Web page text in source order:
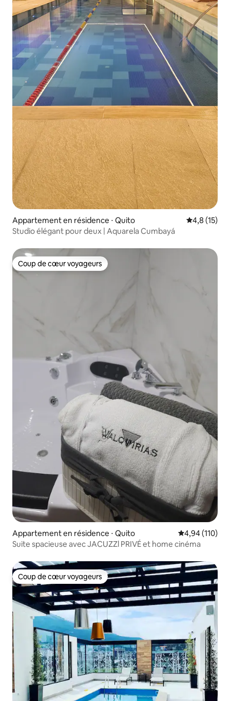
Appartement en résidence ⋅ Quito Évaluation
4,8 (15)
Studio élégant pour deux | Aquarela Cumbayá
Coup de cœur voyageurs
Coup de cœur voyageurs
Appartement en résidence ⋅ Quito Évaluation
4,94 (110)
Suite spacieuse avec JACUZZl PRIVÉ et home cinéma
Coup de cœur voyageurs
Coup de cœur voyageurs